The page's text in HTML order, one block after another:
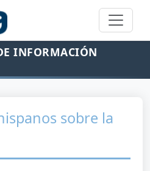
INFORMACIÓN
sobre la